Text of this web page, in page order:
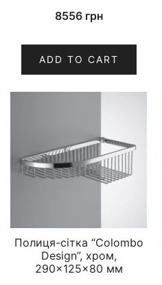
8556 грн
ADD TO CART
Полиця-сітка “Colombo
Design”, хром,
290×125×80 мм